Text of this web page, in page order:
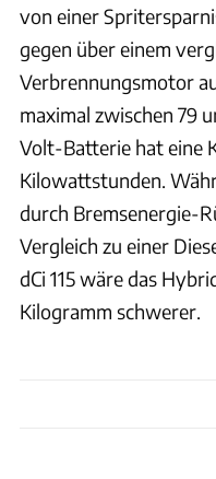
von einer
gegen über einem
Verbrennungsmotor
maximal zwischen 79
Volt-Batterie hat eine
Kilowattstunden.
durch Bremsenergie-
Vergleich zu einer
dCi 115 wäre das
Kilogramm schwerer.